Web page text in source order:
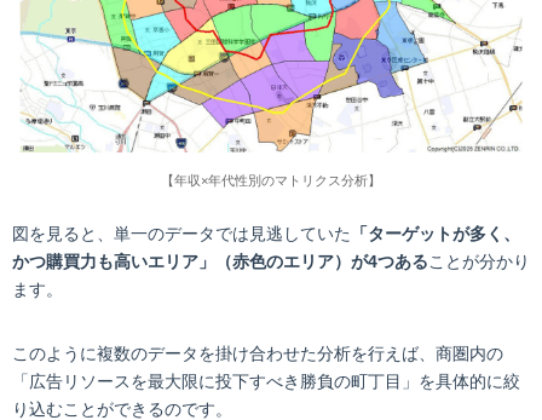
【年収×年代性別のマトリクス分析】
図を見ると、単一のデータでは見逃していた
「ターゲットが多く、
かつ購買力も高いエリア」（赤色のエリア）が4つあることが分かり
ます。
このように複数のデータを掛け合わせた分析を行えば、商圏内の
「広告リソースを最大限に投下すべき勝負の町丁目」を具体的に絞
り込むことができるのです。